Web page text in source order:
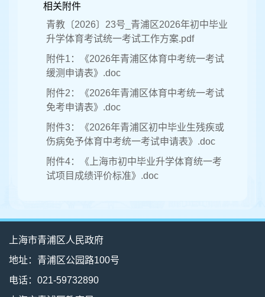
相关附件
青教〔2026〕23号_青浦区2026年初中毕业
升学体育考试统一考试工作方案.pdf
附件1：《2026年青浦区体育中考统一考试
缓测申请表》.doc
附件2：《2026年青浦区体育中考统一考试
免考申请表》.doc
附件3：《2026年青浦区初中毕业生残疾或
伤病免予体育中考统一考试申请表》.doc
附件4：《上海市初中毕业升学体育统一考
试项目成绩评价标准》.doc
上海市青浦区人民政府
地址：青浦区公园路100号
电话：021-59732890